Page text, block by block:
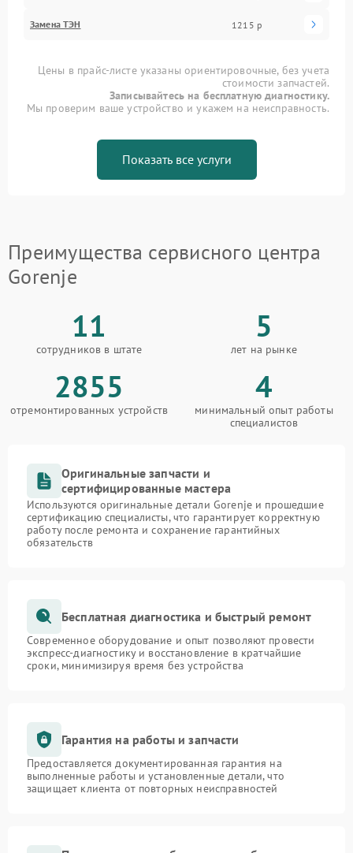
Замена ТЭН 1215 р
Цены в прайс-листе указаны ориентировочные, без учета
стоимости запчастей.
Записывайтесь на бесплатную диагностику.
Мы проверим ваше устройство и укажем на неисправность.
Показать все услуги
Преимущества сервисного центра
Gorenje
11
сотрудников в штате
5
лет на рынке
2855
отремонтированных устройств
4
минимальный опыт работы
специалистов
Оригинальные запчасти и
сертифицированные мастера
Используются оригинальные детали Gorenje и прошедшие
сертификацию специалисты, что гарантирует корректную
работу после ремонта и сохранение гарантийных
обязательств
Бесплатная диагностика и быстрый ремонт
Современное оборудование и опыт позволяют провести
экспресс-диагностику и восстановление в кратчайшие
сроки, минимизируя время без устройства
Гарантия на работы и запчасти
Предоставляется документированная гарантия на
выполненные работы и установленные детали, что
защищает клиента от повторных неисправностей